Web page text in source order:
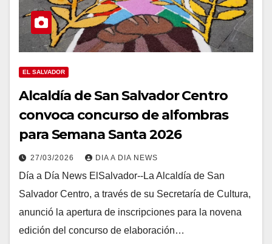
EL SALVADOR
Alcaldía de San Salvador Centro
convoca concurso de alfombras
para Semana Santa 2026
27/03/2026 DIA A DIA NEWS
Día a Día News ElSalvador--La Alcaldía de San
Salvador Centro, a través de su Secretaría de Cultura,
anunció la apertura de inscripciones para la novena
edición del concurso de elaboración…